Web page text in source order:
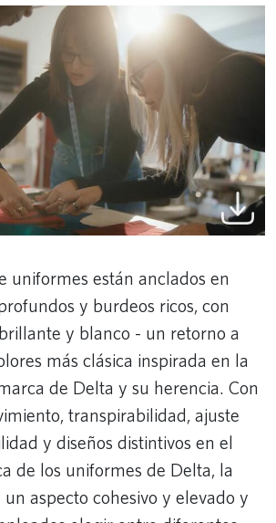
uniformes están anclados en
y burdeos ricos, con
y blanco - un retorno a
más clásica inspirada en la
de Delta y su herencia. Con
transpirabilidad, ajuste
y diseños distintivos en el
de los uniformes de Delta, la
aspecto cohesivo y elevado y